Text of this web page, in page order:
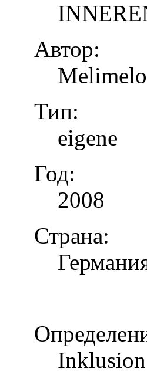
Автор:
Melimelo
Тип:
eigene
Год:
2008
Страна: